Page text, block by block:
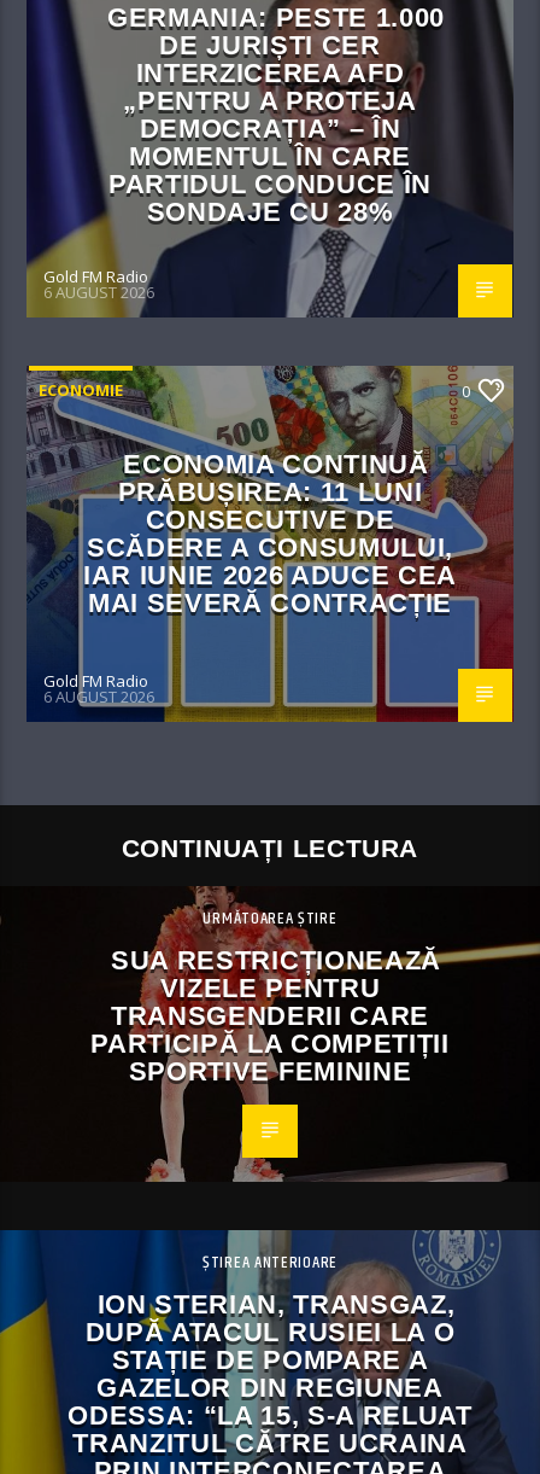
GERMANIA: PESTE 1.000
DE JURIȘTI CER
INTERZICEREA AFD
„PENTRU A PROTEJA
DEMOCRAȚIA” – ÎN
MOMENTUL ÎN CARE
PARTIDUL CONDUCE ÎN
SONDAJE CU 28%
Gold FM Radio
6 AUGUST 2026
ECONOMIE 0
ECONOMIA CONTINUĂ
PRĂBUȘIREA: 11 LUNI
CONSECUTIVE DE
SCĂDERE A CONSUMULUI,
IAR IUNIE 2026 ADUCE CEA
MAI SEVERĂ CONTRACȚIE
Gold FM Radio
6 AUGUST 2026
CONTINUAȚI LECTURA
URMĂTOAREA ȘTIRE
SUA RESTRICȚIONEAZĂ
VIZELE PENTRU
TRANSGENDERII CARE
PARTICIPĂ LA COMPETIȚII
SPORTIVE FEMININE
ȘTIREA ANTERIOARE
ION STERIAN, TRANSGAZ,
DUPĂ ATACUL RUSIEI LA O
STAȚIE DE POMPARE A
GAZELOR DIN REGIUNEA
ODESSA: “LA 15, S-A RELUAT
TRANZITUL CĂTRE UCRAINA